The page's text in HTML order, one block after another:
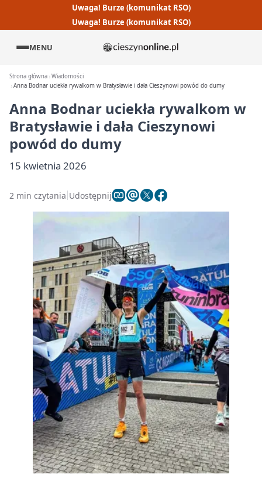
Uwaga! Burze (komunikat RSO)
Uwaga! Burze (komunikat RSO)
MENU
Strona główna Wiadomości
Anna Bodnar uciekła rywalkom w Bratysławie i dała Cieszynowi powód do dumy
Anna Bodnar uciekła rywalkom w
Bratysławie i dała Cieszynowi
powód do dumy
15 kwietnia 2026
2 min czytania Udostępnij